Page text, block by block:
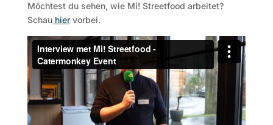
Möchtest du sehen, wie Mi! Streetfood arbeitet?
Schauhiervorbei.